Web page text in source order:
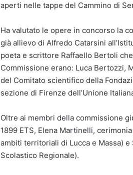
aperti nelle tappe del Cammino di
Ha valutato le opere in concorso la
già allievo di Alfredo Catarsini
poeta e scrittore Raffaello Bertoli
Commissione erano: Luca Bertozzi,
del Comitato scientifico della
sezione di Firenze dell’Unione
Oltre ai membri della commissione
1899 ETS, Elena Martinelli,
ambiti territoriali di Lucca e Massa)
Scolastico Regionale).